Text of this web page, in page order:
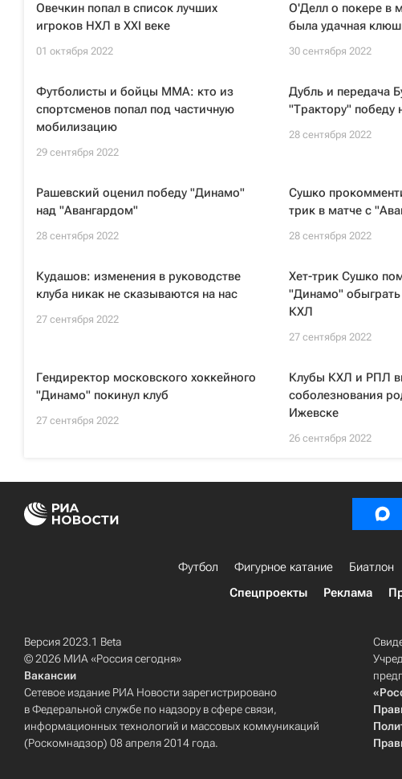
Овечкин попал в список лучших
игроков НХЛ в XXI веке
01 октября 2022
О'Делл о покере в
была удачная
30 сентября 2022
Футболисты и бойцы ММА: кто из
спортсменов попал под частичную
мобилизацию
29 сентября 2022
Дубль и передача
"Трактору" победу
28 сентября 2022
Рашевский оценил победу "Динамо"
над "Авангардом"
28 сентября 2022
Сушко
трик в матче с
28 сентября 2022
Кудашов: изменения в руководстве
клуба никак не сказываются на нас
27 сентября 2022
Хет-трик Сушко
"Динамо"
КХЛ
27 сентября 2022
Гендиректор московского хоккейного
"Динамо" покинул клуб
27 сентября 2022
Клубы КХЛ и РПЛ
соболезнования
Ижевске
26 сентября 2022
Футбол Фигурное катание Биатлон
Спецпроекты
Реклама
Версия 2023.1 Beta
© 2026 МИА «Россия сегодня»
Вакансии
Сетевое издание РИА Новости зарегистрировано
в Федеральной службе по надзору в сфере связи,
информационных технологий и массовых коммуникаций
(Роскомнадзор) 08 апреля 2014 года.